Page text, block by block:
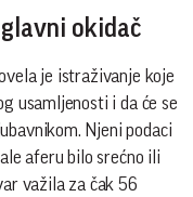
okidač
je istraživanje koje
usamljenosti i da će se
Njeni podaci
aferu bilo srećno ili
važila za čak 56